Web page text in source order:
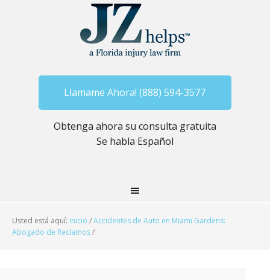
Llamame Ahora! (888) 594-3577
Obtenga ahora su consulta gratuita
Se habla Español
Usted está aquí: Inicio /Accidentes de Auto en Miami Gardens:
Abogado de Reclamos/